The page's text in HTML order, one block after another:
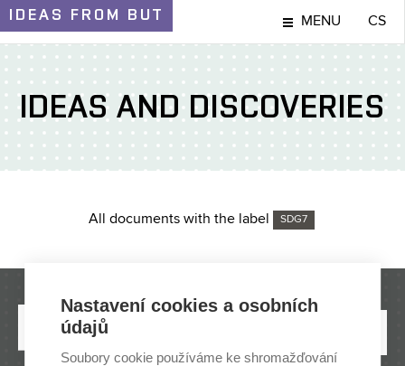
IDEAS FROM BUT MENU CS
IDEAS AND DISCOVERIES
All documents with the label SDG7
Nastavení cookies a osobních
údajů
Soubory cookie používáme ke shromažďování